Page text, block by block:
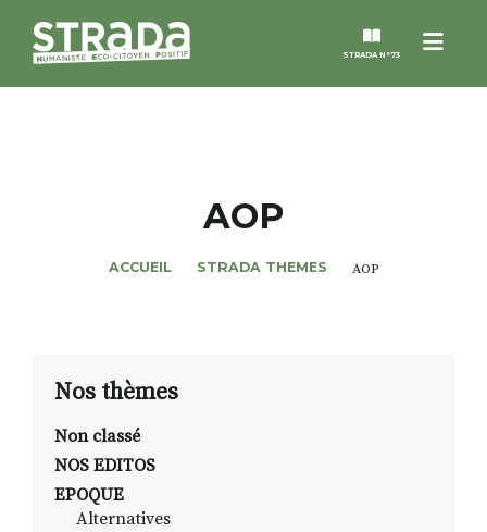
Menu
STRADA N°73
NOS THÈMES
ALTER STRADA
ROSÉE DE MAI
AOP
ACCUEIL STRADA THEMES AOP
Nos thèmes
Non classé
NOS EDITOS
EPOQUE
Alternatives